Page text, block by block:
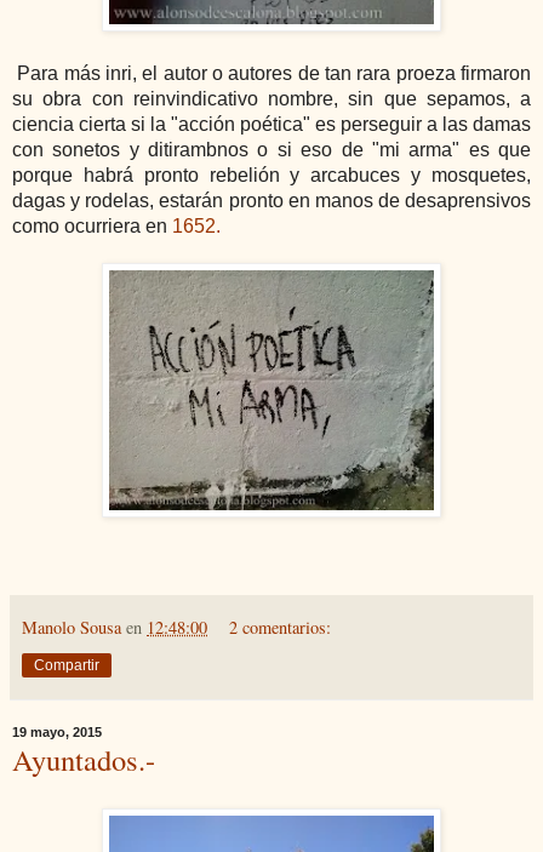
Para más inri, el autor o autores de tan rara proeza firmaron
su obra con reinvindicativo nombre, sin que sepamos, a
ciencia cierta si la "acción poética" es perseguir a las damas
con sonetos y ditirambnos o si eso de "mi arma" es que
porque habrá pronto rebelión y arcabuces y mosquetes,
dagas y rodelas, estarán pronto en manos de desaprensivos
como ocurriera en 1652.
Manolo Sousa en 12:48:00 2 comentarios:
Compartir
19 mayo, 2015
Ayuntados.-